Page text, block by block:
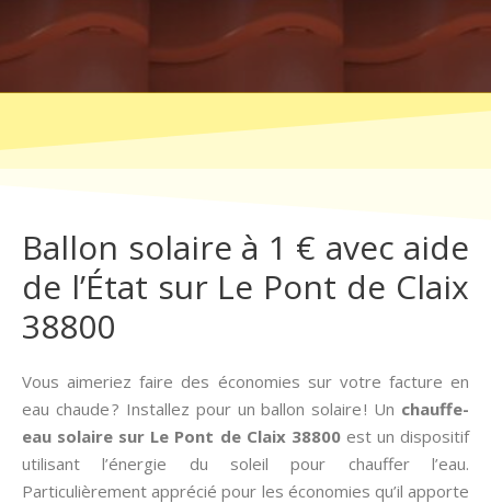
Ballon solaire à 1 € avec aide
de l’État sur Le Pont de Claix
38800
Vous aimeriez faire des économies sur votre facture en
eau chaude ? Installez pour un ballon solaire ! Un chauffe-
eau solaire sur Le Pont de Claix 38800est un dispositif
utilisant l’énergie du soleil pour chauffer l’eau.
Particulièrement apprécié pour les économies qu’il apporte